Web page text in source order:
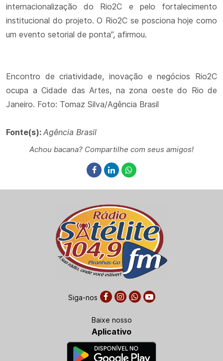
internacionalização do Rio2C e pelo fortalecimento
institucional do projeto. O Rio2C se posciona hoje como
um evento setorial de ponta”, afirmou.
Encontro de criatividade, inovação e negócios Rio2C
ocupa a Cidade das Artes, na zona oeste do Rio de
Janeiro. Foto: Tomaz Silva/Agência Brasil
Fonte(s): Agência Brasil
Achou bacana? Compartilhe com seus amigos!
Siga-nos
Baixe nosso
Aplicativo